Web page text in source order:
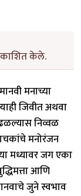
केले.
मनाच्या
जिवीत अथवा
निव्वळ
मनोरंजन
मध्यावर जग एका
आणि
जुने स्वभाव